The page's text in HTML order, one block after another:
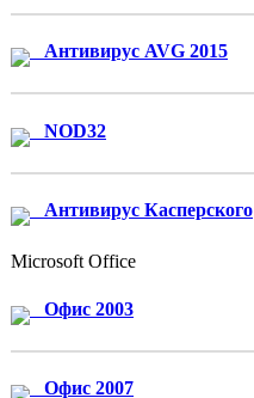
Антивирус AVG 2015
NOD32
Антивирус Касперского
Microsoft Office
Офис 2003
Офис 2007